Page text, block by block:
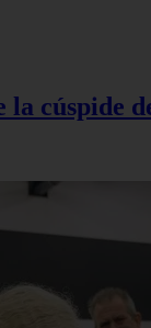
la cúspide